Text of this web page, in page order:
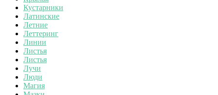
Кустарники
Латинские
Летние
Леттеринг
Линии
Листья
Листья
Лучи
Люди
Магия